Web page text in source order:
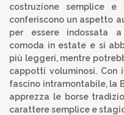
costruzione semplice e
conferiscono un aspetto
per essere indossata
comoda in estate e si
più leggeri, mentre
cappotti voluminosi. Con
fascino intramontabile, la
apprezza le borse
carattere semplice e